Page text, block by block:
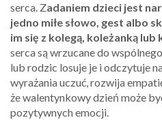
serca. Zadaniem dzieci jest
jedno miłe słowo, gest albo
im się z kolegą, koleżanką lub
serca są wrzucane do
lub rodzic losuje je i odczytuje
wyrażania uczuć, rozwija
że walentynkowy dzień może
pozytywnych emocji.